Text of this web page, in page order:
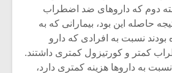
دوم که داروهای ضد اضطراب
حاصله این بود، بیمارانی که به
نسبت به افرادی که دارو
کمتر و کورتیزول کمتری داشتند.
به داروها هزینه کمتری دارد،
نمی توانی
باشی،
ترین باش